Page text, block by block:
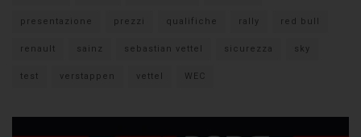
presentazione prezzi qualifiche rally red bull
renault sainz sebastian vettel sicurezza sky
test verstappen vettel WEC